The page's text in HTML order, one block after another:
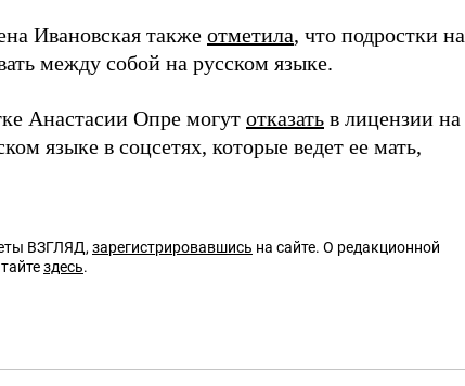
Ивановская также отметила, что подростки на
между собой на русском языке.
Анастасии Опре могут отказать в лицензии на
языке в соцсетях, которые ведет ее мать,
ВЗГЛЯД, зарегистрировавшись на сайте. О редакционной
здесь.